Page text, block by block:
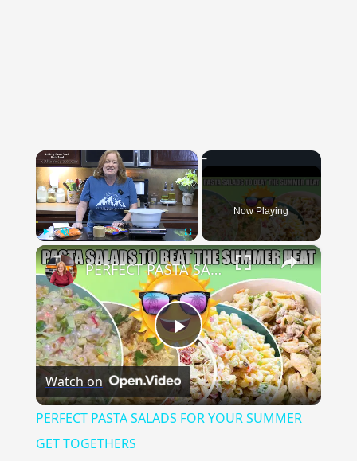
×
Play Unmute Fullscreen
Now Playing
×
Play
Video
PERFECT PASTA SALADS FOR YOUR SUMMER GET TOGETHERS
Watch on
PERFECT PASTA SALADS FOR YOUR SUMMER
GET TOGETHERS